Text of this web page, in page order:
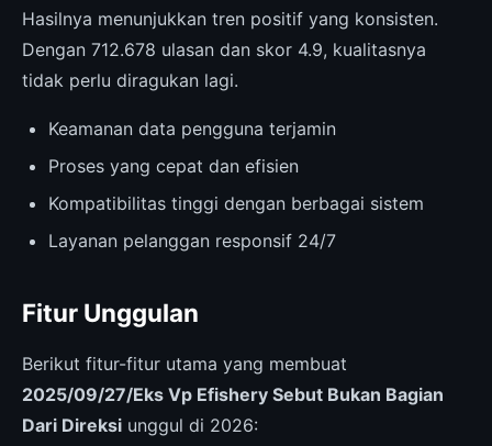
Hasilnya menunjukkan tren positif yang konsisten.
Dengan 712.678 ulasan dan skor 4.9, kualitasnya
tidak perlu diragukan lagi.
Keamanan data pengguna terjamin
Proses yang cepat dan efisien
Kompatibilitas tinggi dengan berbagai sistem
Layanan pelanggan responsif 24/7
Fitur Unggulan
Berikut fitur-fitur utama yang membuat
2025/09/27/Eks Vp Efishery Sebut Bukan Bagian
Dari Direksi unggul di 2026: